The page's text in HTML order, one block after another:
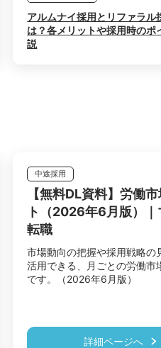
アルムナイ採用とリファラル
は？各メリットや採用時のポ
説
中途採用
【無料DL資料】労働
ト（2026年6月版）｜
転職
市場動向の把握や採用戦略の
活用できる、月ごとの労働市
です。（2026年6月版）
詳細ページへ